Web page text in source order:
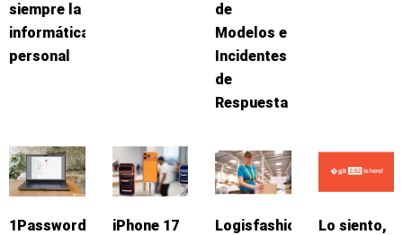
siempre la
informática
personal
de
Modelos e
Incidentes
de
Respuesta
1Password:
iPhone 17
Logisfashion
Lo siento,